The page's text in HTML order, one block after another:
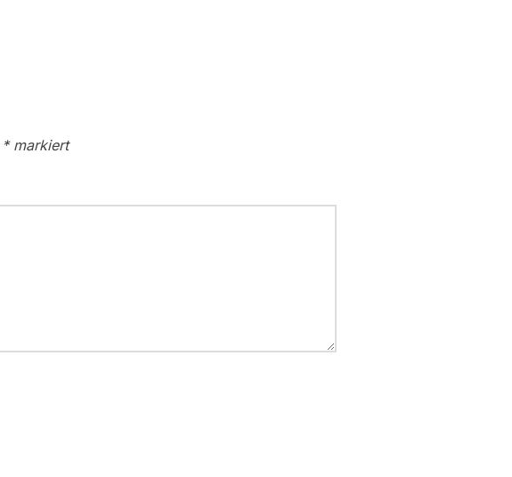
*markiert